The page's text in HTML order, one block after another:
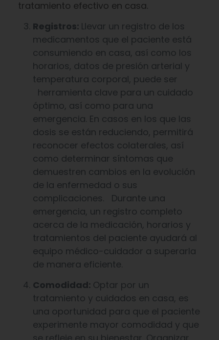
tratamiento efectivo en casa.
Registros: Llevar un registro de los
medicamentos que el paciente está
consumiendo en casa, así como los
horarios, datos de presión arterial y
temperatura corporal, puede ser
herramienta clave para un cuidado
óptimo, así como para una
emergencia. En casos en los que las
dosis se están reduciendo, permitirá
reconocer efectos colaterales, así
como determinar síntomas que
demuestren cambios en la evolución
de la enfermedad o sus
complicaciones. Durante una
emergencia, un registro completo
acerca de la medicación, horarios y
tratamientos del paciente ayudará al
equipo médico-cuidador a superarla
de manera eficiente.
Comodidad: Optar por un
tratamiento y cuidados en casa, es
una oportunidad para que el paciente
experimente mayor comodidad y que